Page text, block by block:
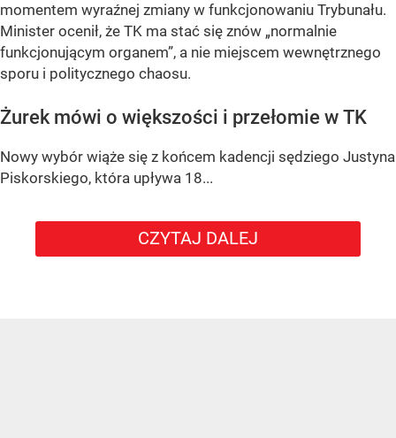
momentem wyraźnej zmiany w funkcjonowaniu Trybunału.
Minister ocenił, że TK ma stać się znów „normalnie
funkcjonującym organem”, a nie miejscem wewnętrznego
sporu i politycznego chaosu.
Żurek mówi o większości i przełomie w TK
Nowy wybór wiąże się z końcem kadencji sędziego Justyna
Piskorskiego, która upływa 18...
CZYTAJ DALEJ